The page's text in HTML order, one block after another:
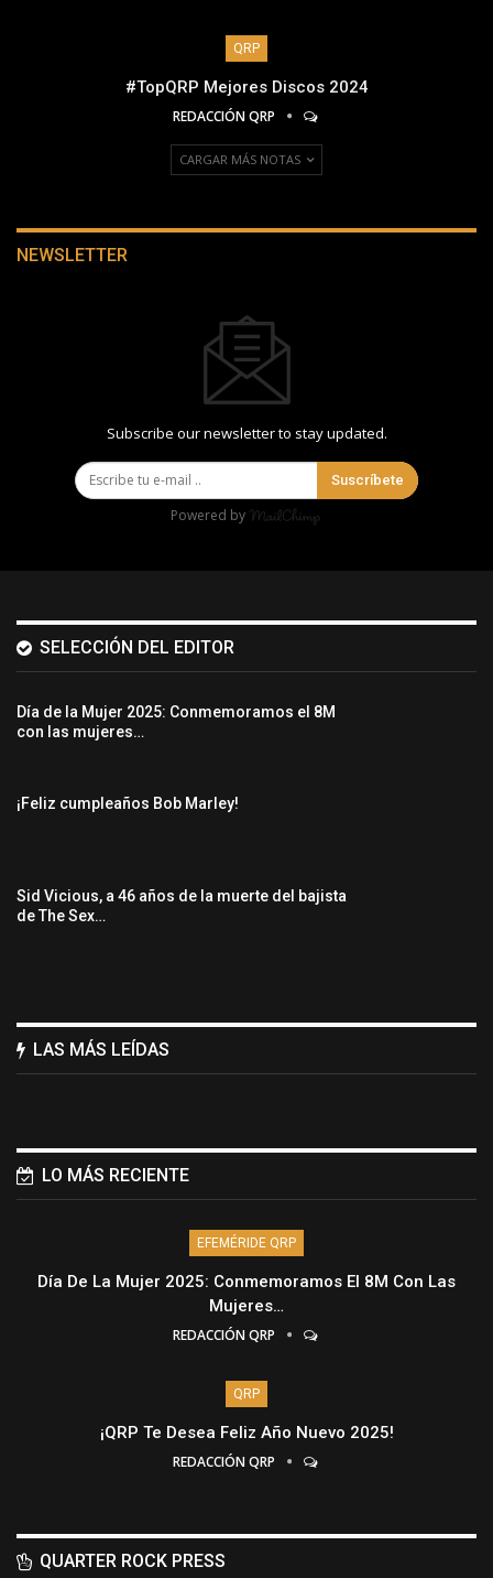
QRP
#TopQRP Mejores Discos 2024
REDACCIÓN QRP
CARGAR MÁS NOTAS
NEWSLETTER
Subscribe our newsletter to stay updated.
Suscríbete
Powered by
SELECCIÓN DEL EDITOR
Día de la Mujer 2025: Conmemoramos el 8M
con las mujeres…
¡Feliz cumpleaños Bob Marley!
Sid Vicious, a 46 años de la muerte del bajista
de The Sex…
LAS MÁS LEÍDAS
LO MÁS RECIENTE
EFEMÉRIDE QRP
Día De La Mujer 2025: Conmemoramos El 8M Con Las
Mujeres…
REDACCIÓN QRP
QRP
¡QRP Te Desea Feliz Año Nuevo 2025!
REDACCIÓN QRP
QUARTER ROCK PRESS